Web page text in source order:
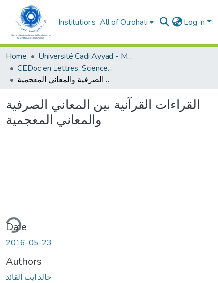
Institutions All of Otrohati Log In
Home
Université Cadi Ayyad - Marrakech
CEDoc en Lettres, Sciences Humaines, Arts et Sciences de l’Education (CED - LSHASE)
القراءات القرآنية بين المعاني الصرفية والمعاني المعجمية
القراءات القرآنية بين المعاني الصرفية
والمعاني المعجمية
Date
2016-05-23
Authors
خالد ايت القائد